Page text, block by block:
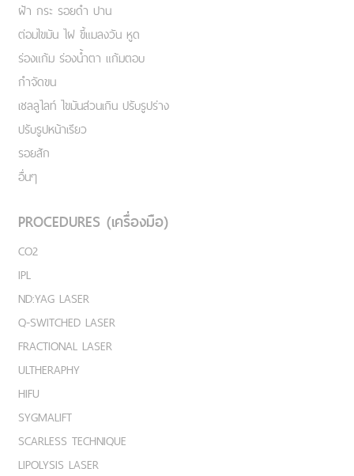
ฝ้า กระ รอยดำ ปาน
ต่อมไขมัน ไฝ ขี้แมลงวัน หูด
ร่องแก้ม ร่องน้ำตา แก้มตอบ
กำจัดขน
เชลลูไลท์ ไขมันส่วนเกิน ปรับรูปร่าง
ปรับรูปหน้าเรียว
รอยสัก
อื่นๆ
PROCEDURES (เครื่องมือ)
CO2
IPL
ND:YAG LASER
Q-SWITCHED LASER
FRACTIONAL LASER
ULTHERAPHY
HIFU
SYGMALIFT
SCARLESS TECHNIQUE
LIPOLYSIS LASER